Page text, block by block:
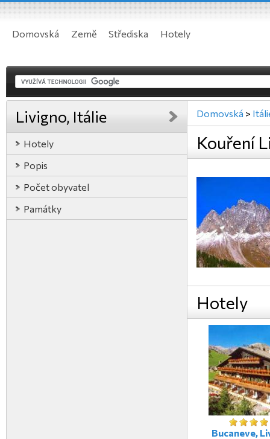
Domovská Země Střediska Hotely
Livigno, Itálie
Hotely
Popis
Počet obyvatel
Památky
Domovská >
Kouření
Hotely
Bucaneve,